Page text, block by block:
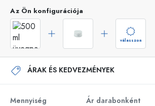
Az Ön konfigurációja
válasszon
ÁRAK ÉS KEDVEZMÉNYEK
Mennyiség Ár darabonként